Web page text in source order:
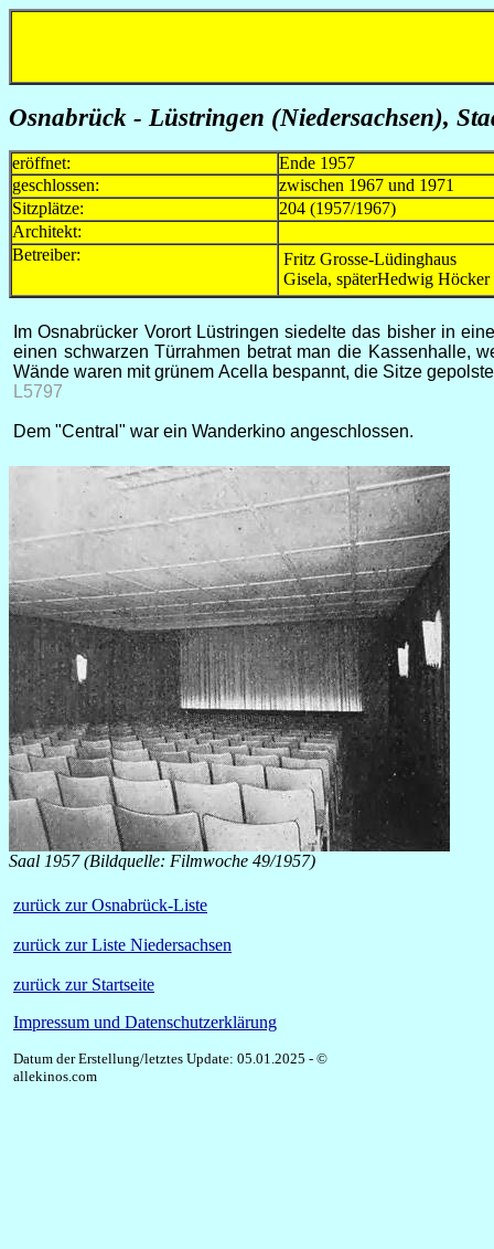
Osnabrück - Lüstringen (Niedersachsen),
eröffnet:
Ende 1957
geschlossen:
zwischen 1967 und 1971
Sitzplätze:
204 (1957/1967)
Architekt:
Betreiber:
Fritz Grosse-Lüdinghaus
Gisela, späterHedwig Höcker
Im Osnabrücker Vorort Lüstringen siedelte das bisher in
einen schwarzen Türrahmen betrat man die Kassenhalle,
Wände waren mit grünem Acella bespannt, die Sitze
L5797
Dem "Central" war ein Wanderkino angeschlossen.
Saal 1957 (Bildquelle: Filmwoche 49/1957)
zurück zur Osnabrück-Liste
zurück zur Liste Niedersachsen
zurück zur Startseite
Impressum und Datenschutzerklärung
Datum der Erstellung/letztes Update: 05.01.2025 - ©
allekinos.com